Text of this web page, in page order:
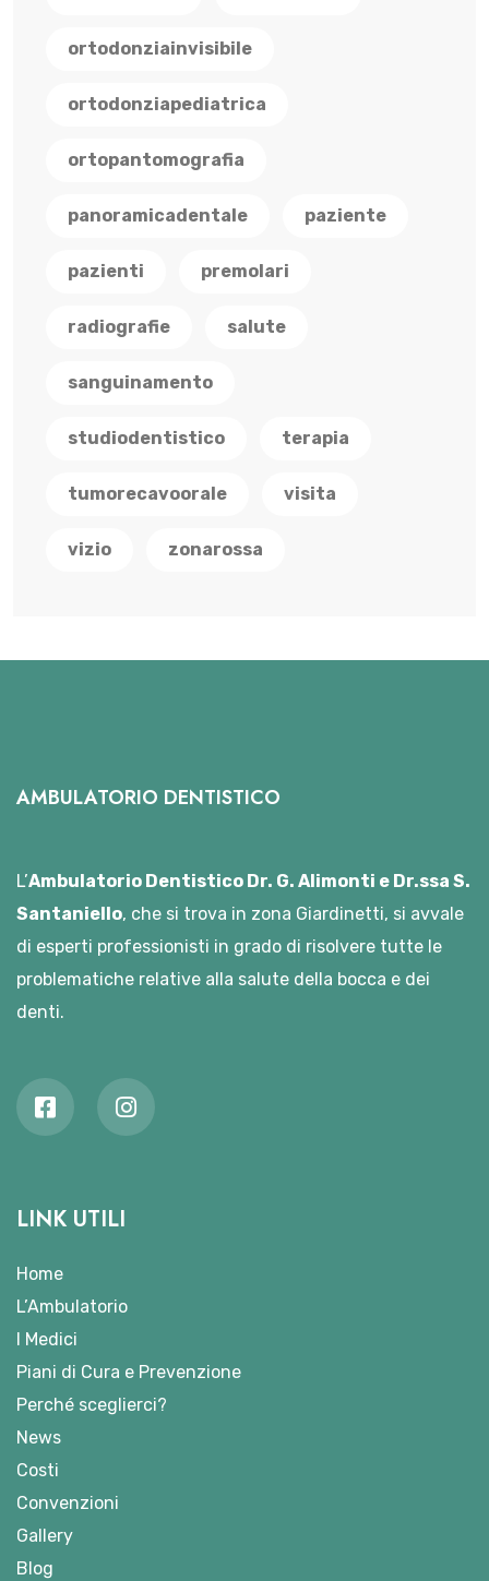
ortodonziainvisibile
ortodonziapediatrica
ortopantomografia
panoramicadentale paziente
pazienti premolari
radiografie salute
sanguinamento
studiodentistico terapia
tumorecavoorale visita
vizio zonarossa
AMBULATORIO DENTISTICO
L’Ambulatorio Dentistico Dr. G. Alimonti e Dr.ssa S.
Santaniello, che si trova in zona Giardinetti, si avvale
di esperti professionisti in grado di risolvere tutte le
problematiche relative alla salute della bocca e dei
denti.
LINK UTILI
Home
L’Ambulatorio
I Medici
Piani di Cura e Prevenzione
Perché sceglierci?
News
Costi
Convenzioni
Gallery
Blog